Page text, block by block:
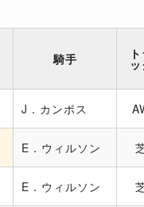
騎手 ッ
J．カンポス
E．ウィルソン
E．ウィルソン